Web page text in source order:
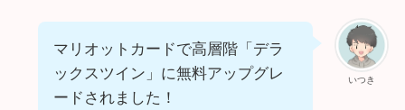
いつき
マリオットカードで高層階「デラ
ックスツイン」に無料アップグレ
ードされました！